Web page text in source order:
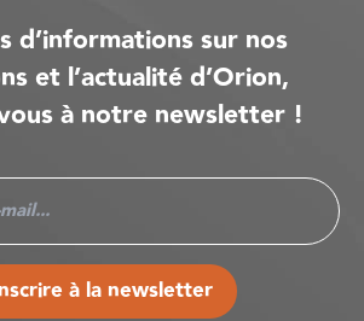
d’informations sur nos
et l’actualité d’Orion,
à notre newsletter !
à la newsletter